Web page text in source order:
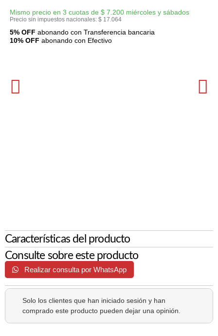
Mismo precio en 3 cuotas de $ 7.200 miércoles y sábados
Precio sin impuestos nacionales: $ 17.064
5% OFF abonando con Transferencia bancaria
10% OFF abonando con Efectivo
Características del producto
Consulte sobre este producto
Realizar consulta por WhatsApp
Solo los clientes que han iniciado sesión y han
comprado este producto pueden dejar una opinión.